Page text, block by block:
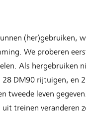
(her)gebruiken,
We proberen
Als hergebruiken
DM90 rijtuigen, en
tweede leven
uit treinen